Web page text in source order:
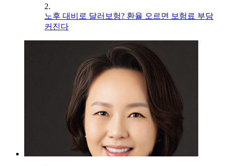
2.
노후 대비로 달러보험? 환율 오르면 보험료 부담
커진다